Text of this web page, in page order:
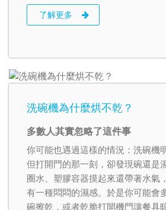
了解更多
洗碗機為什麼烘不乾？
多數人其實忽略了這件事
你可能也遇過這樣的情況：洗碗機
但打開門的那一刻，卻發現碗還是
圈水、塑膠容器摸起來還帶著水氣
有一種悶悶的濕感。於是你可能
碗擦乾，或者乾脆打開機門讓餐具